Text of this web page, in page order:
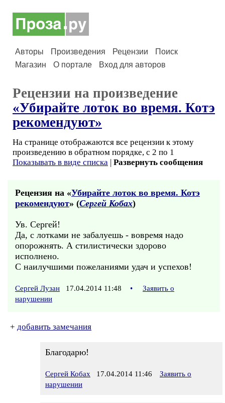
Авторы Произведения Рецензии
Поиск
Магазин
О портале Вход для авторов
Рецензии на произведение
«Убирайте лоток во время. Котэ
рекомендуют»
На странице отображаются все рецензии к этому
произведению в обратном порядке, с 2 по 1
Показывать в виде списка | Развернуть сообщения
Рецензия на «Убирайте лоток во время. Котэ
рекомендуют» (Сергей Кобах)
Ув. Сергей!
Да, с лотками не забалуешь - вовремя надо
опорожнять. А стилистически здорово
исполнено.
С наилучшими пожеланиями удач и успехов!
Сергей Лузан 17.04.2014 11:48 •
Заявить о
нарушении
+ добавить замечания
Благодарю!
Сергей Кобах 17.04.2014 11:46
Заявить о
нарушении